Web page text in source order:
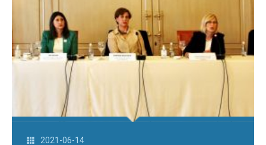
2021-06-14